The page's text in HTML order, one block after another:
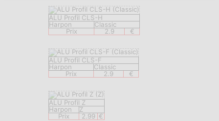
ALU Profil CLS-H
Harpon
Classic
Prix
2.9 €
ALU Profil CLS-F
Harpon
Classic
Prix
2.9 €
ALU Profil Z
Harpon
Z
Prix
2.99 €